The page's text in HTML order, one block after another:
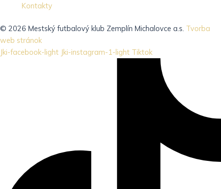
Kontakty
© 2026 Mestský futbalový klub Zemplín Michalovce a.s. Tvorba
web stránok
Jki-facebook-light Jki-instagram-1-light Tiktok